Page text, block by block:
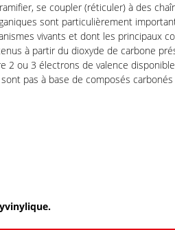
se coupler (réticuler) à des
sont particulièrement
vivants et dont les principaux
à partir du dioxyde de carbone
ou 3 électrons de valence
pas à base de composés